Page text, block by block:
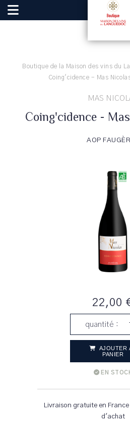
Boutique de la Maison des vins du
Coing'cidence - Mas
MAS
Coing'cidence -
AOP
22,00
quantité :
AJOUTER
PANIER
EN
Livraison gratuite en
d'achat